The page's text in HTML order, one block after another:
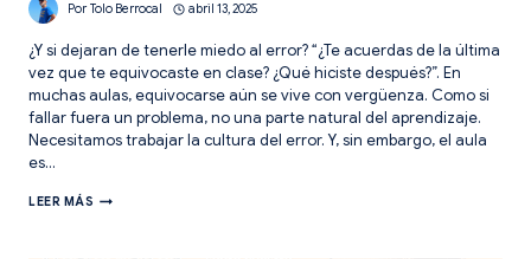
Por Tolo Berrocal abril 13, 2025
¿Y si dejaran de tenerle miedo al error? “¿Te acuerdas de la última
vez que te equivocaste en clase? ¿Qué hiciste después?”. En
muchas aulas, equivocarse aún se vive con vergüenza. Como si
fallar fuera un problema, no una parte natural del aprendizaje.
Necesitamos trabajar la cultura del error. Y, sin embargo, el aula
es…
LEER MÁS CULTURA